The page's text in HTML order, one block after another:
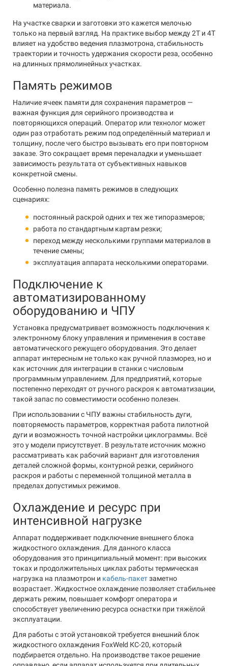
материала.
На участке сварки и заготовки это кажется мелочью
только на первый взгляд. На практике выбор между 2T и 4T
влияет на удобство ведения плазмотрона, стабильность
траектории и точность удержания скорости реза, особенно
на длинных прямолинейных участках.
Память режимов
Наличие ячеек памяти для сохранения параметров —
важная функция для серийного производства и
повторяющихся операций. Оператор или технолог может
один раз отработать режим под определённый материал и
толщину, после чего быстро вызывать его при повторном
заказе. Это сокращает время переналадки и уменьшает
зависимость результата от субъективных навыков
конкретной смены.
Особенно полезна память режимов в следующих
сценариях:
постоянный раскрой одних и тех же типоразмеров;
работа по стандартным картам резки;
переход между несколькими группами материалов в
течение смены;
эксплуатация аппарата несколькими операторами.
Подключение к
автоматизированному
оборудованию и ЧПУ
Установка предусматривает возможность подключения к
электронному блоку управления и применения в составе
автоматического режущего оборудования. Это делает
аппарат интересным не только как ручной плазморез, но и
как источник для интеграции в станки с числовым
программным управлением. Для предприятий, которые
постепенно переходят от ручного раскроя к автоматизации,
такой запас по совместимости особенно полезен.
При использовании с ЧПУ важны стабильность дуги,
повторяемость параметров, корректная работа пилотной
дуги и возможность точной настройки циклограммы. Всё
это у модели присутствует. В результате источник можно
рассматривать как рабочий вариант для изготовления
деталей сложной формы, контурной резки, серийного
раскроя и работы с переменной толщиной металла в
пределах допустимых режимов.
Охлаждение и ресурс при
интенсивной нагрузке
Аппарат поддерживает подключение внешнего блока
жидкостного охлаждения. Для данного класса
оборудования это принципиальный момент: при высоких
токах и продолжительных циклах работы термическая
нагрузка на плазмотрон и кабель-пакетзаметно
возрастает. Жидкостное охлаждение позволяет стабильнее
держать режим, повышает комфорт оператора и
способствует увеличению ресурса оснастки при тяжёлой
эксплуатации.
Для работы с этой установкой требуется внешний блок
жидкостного охлаждения FoxWeld КС-20, который
подбирается отдельно. На производстве такое решение